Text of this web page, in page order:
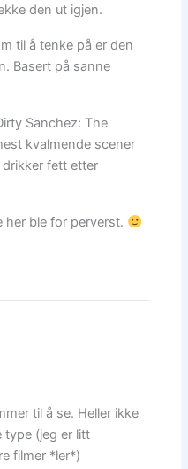
den ut igjen.
til å tenke på er den
Basert på sanne
Sanchez: The
kvalmende scener
fett etter
her ble for perverst.
til å se. Heller ikke
type (jeg er litt
filmer *ler*)